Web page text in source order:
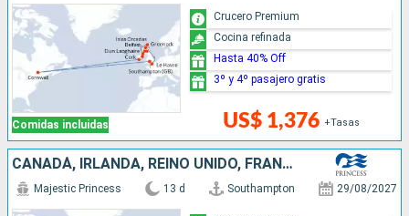
Comidas incluidas US$ 1,376 +Tasas
Crucero Premium
Cocina refinada
Hasta 40% Off
3º y 4º pasajero gratis
CANADÁ, IRLANDA, REINO UNIDO, FRANCIA
Majestic Princess 13 d Southampton 29/08/2027